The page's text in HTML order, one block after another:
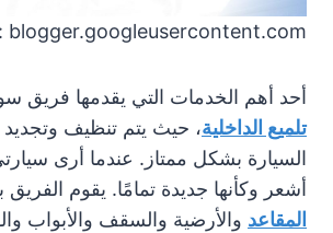
blogger.googleusercontent.com
أحد أهم الخدمات التي يقدمها فريق
تلميع الداخلية، حيث يتم تنظيف
السيارة بشكل ممتاز. عندما أرى سيارتي
أشعر وكأنها جديدة تمامًا. يقوم
المقاعد والأرضية والسقف والأبواب